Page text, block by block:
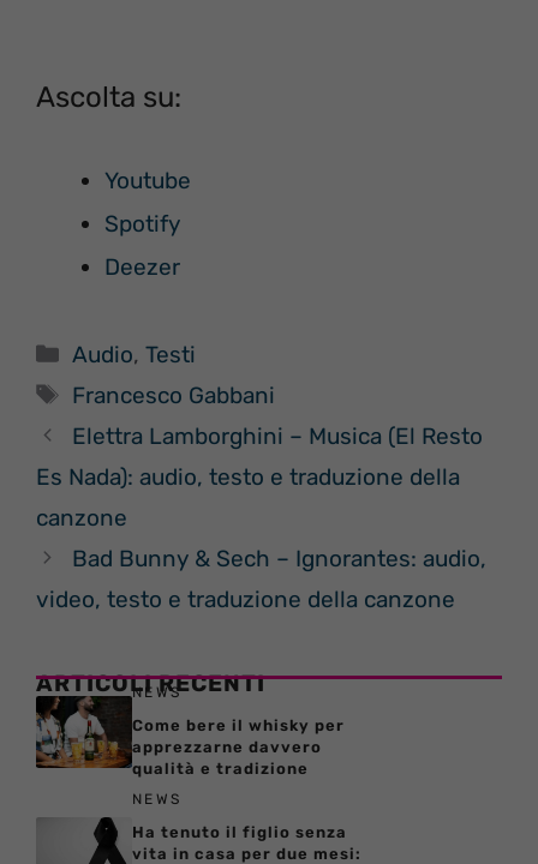
Ascolta su:
Youtube
Spotify
Deezer
Categorie
Audio,Testi
Tag
Francesco Gabbani
Elettra Lamborghini – Musica (El Resto
Es Nada): audio, testo e traduzione della
canzone
Bad Bunny & Sech – Ignorantes: audio,
video, testo e traduzione della canzone
ARTICOLI RECENTI
NEWS
Come bere il whisky per
apprezzarne davvero
qualità e tradizione
NEWS
Ha tenuto il figlio senza
vita in casa per due mesi: